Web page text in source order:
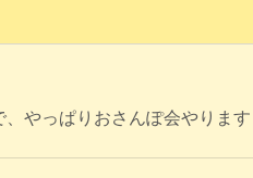
やっぱりおさんぽ会やりま